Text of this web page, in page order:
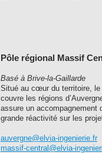
Pôle régional Massif
Basé à Brive-la-Gaillarde
Situé au cœur du territoire, le
couvre les régions
assure un accompagnement
grande réactivité sur les
auvergne@elvia-ingenierie.fr
massif-central@elvia-